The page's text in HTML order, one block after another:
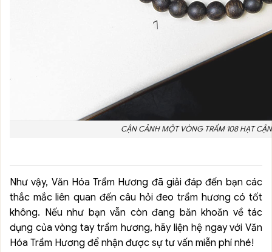
CẬN CẢNH MỘT VÒNG TRẦM 108 HẠT
Như vậy, Văn Hóa Trầm Hương đã giải đáp đến bạn các
thắc mắc liên quan đến câu hỏi đeo trầm hương có tốt
không. Nếu như bạn vẫn còn đang băn khoăn về tác
dụng của vòng tay trầm hương, hãy liện hệ ngay với Văn
Hóa Trầm Hương để nhận được sự tư vấn miễn phí nhé!